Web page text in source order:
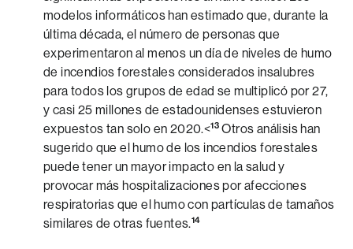
modelos informáticos han estimado que, durante la
última década, el número de personas que
experimentaron al menos un día de niveles de humo
de incendios forestales considerados insalubres
para todos los grupos de edad se multiplicó por 27,
y casi 25 millones de estadounidenses estuvieron
expuestos tan solo en 2020.<13 Otros análisis han
sugerido que el humo de los incendios forestales
puede tener un mayor impacto en la salud y
provocar más hospitalizaciones por afecciones
respiratorias que el humo con partículas de tamaños
similares de otras fuentes.14